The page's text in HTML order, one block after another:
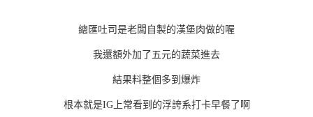
總匯吐司是老闆自製的漢堡肉做的喔
我還額外加了五元的蔬菜進去
結果料整個多到爆炸
根本就是IG上常看到的浮誇系打卡早餐了啊